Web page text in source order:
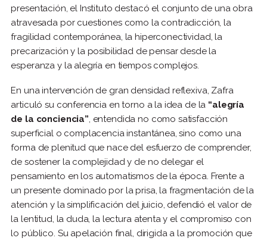
presentación, el Instituto destacó el conjunto de una obra
atravesada por cuestiones como la contradicción, la
fragilidad contemporánea, la hiperconectividad, la
precarización y la posibilidad de pensar desde la
esperanza y la alegría en tiempos complejos.
En una intervención de gran densidad reflexiva, Zafra
articuló su conferencia en torno a la idea de la “alegría
de la conciencia” , entendida no como satisfacción
superficial o complacencia instantánea, sino como una
forma de plenitud que nace del esfuerzo de comprender,
de sostener la complejidad y de no delegar el
pensamiento en los automatismos de la época. Frente a
un presente dominado por la prisa, la fragmentación de la
atención y la simplificación del juicio, defendió el valor de
la lentitud, la duda, la lectura atenta y el compromiso con
lo público. Su apelación final, dirigida a la promoción que